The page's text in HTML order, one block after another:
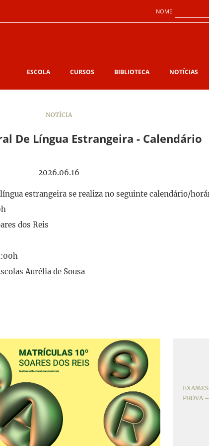
NOME
ESCOLA CURSOS BIBLIOTECA NOTÍCIAS
NOTÍCIA
De Língua Estrangeira - Calendário
2026.06.16
estrangeira se realiza no seguinte calendário/
dos Reis
Aurélia de Sousa
PROVA